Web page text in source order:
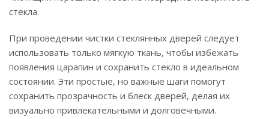
стекла.
При проведении чистки стеклянных дверей следует
использовать только мягкую ткань, чтобы избежать
появления царапин и сохранить стекло в идеальном
состоянии. Эти простые, но важные шаги помогут
сохранить прозрачность и блеск дверей, делая их
визуально привлекательными и долговечными.